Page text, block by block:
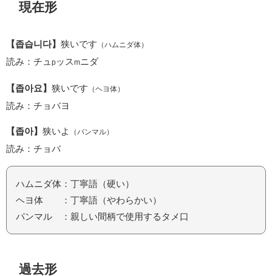
現在形
【좁습니다】 狭いです （ハムニダ体）
読み：チュ pッス m ニダ
【좁아요】 狭いです （ヘヨ体）
読み：チョバヨ
【좁아】 狭いよ （パンマル）
読み：チョバ
ハムニダ体：丁寧語（硬い）
ヘヨ体 ：丁寧語（やわらかい）
パンマル ：親しい間柄で使用するタメ口
過去形